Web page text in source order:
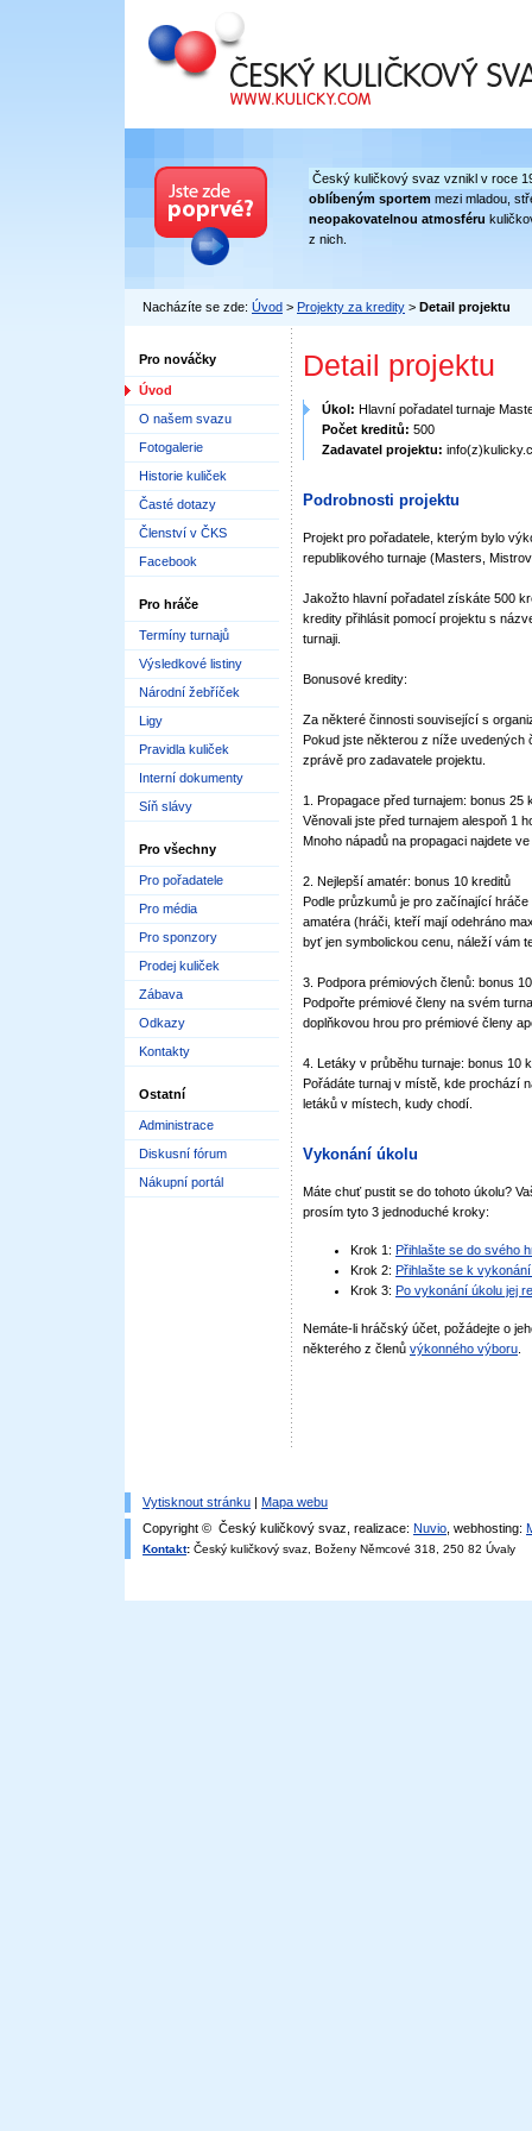
Český kuličkový svaz
Český kuličkový svaz vznikl v roce
oblíbeným sportem mezi mladou,
neopakovatelnou atmosféru
z nich.
Nacházíte se zde: Úvod > Projekty za kredity > Detail projektu
Pro nováčky
Úvod
O našem svazu
Fotogalerie
Historie kuliček
Časté dotazy
Členství v ČKS
Facebook
Pro hráče
Termíny turnajů
Výsledkové listiny
Národní žebříček
Ligy
Pravidla kuliček
Interní dokumenty
Síň slávy
Pro všechny
Pro pořadatele
Pro média
Pro sponzory
Prodej kuliček
Zábava
Odkazy
Kontakty
Ostatní
Administrace
Diskusní fórum
Nákupní portál
Detail projektu
Úkol: Hlavní pořadatel turnaje
Počet kreditů: 500
Zadavatel projektu:
Podrobnosti projektu
Projekt pro pořadatele, kterým bylo
republikového turnaje (Masters,
Jakožto hlavní pořadatel získáte 500
kredity přihlásit pomocí projektu s
turnaji.
Bonusové kredity:
Za některé činnosti související s
Pokud jste některou z níže uvedených
zprávě pro zadavatele projektu.
1. Propagace před turnajem: bonus 25
Věnovali jste před turnajem alespoň 1
Mnoho nápadů na propagaci najdete
2. Nejlepší amatér: bonus 10 kreditů
Podle průzkumů je pro začínající
amatéra (hráči, kteří mají odehráno
byť jen symbolickou cenu, náleží vám
3. Podpora prémiových členů: bonus
Podpořte prémiové členy na svém
doplňkovou hrou pro prémiové členy
4. Letáky v průběhu turnaje: bonus 10
Pořádáte turnaj v místě, kde prochází
letáků v místech, kudy chodí.
Vykonání úkolu
Máte chuť pustit se do tohoto úkolu?
prosím tyto 3 jednoduché kroky:
Krok 1: Přihlašte se do svého
Krok 2: Přihlašte se k
Krok 3: Po vykonání úkolu jej
Nemáte-li hráčský účet, požádejte o
některého z členů výkonného výboru
Vytisknout stránku | Mapa webu
Copyright © Český kuličkový svaz, realizace: Nuvio , webhosting:
Kontakt: Český kuličkový svaz, Boženy Němcové 318, 250 82 Úvaly